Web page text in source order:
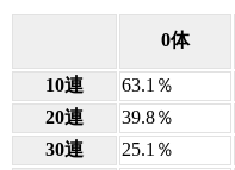
0体
10連
63.1％
20連
39.8％
30連
25.1％